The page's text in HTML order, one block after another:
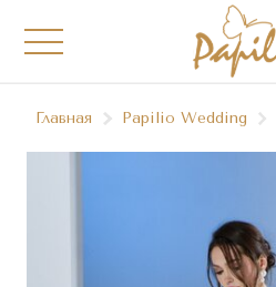
Главная Papilio Wedding